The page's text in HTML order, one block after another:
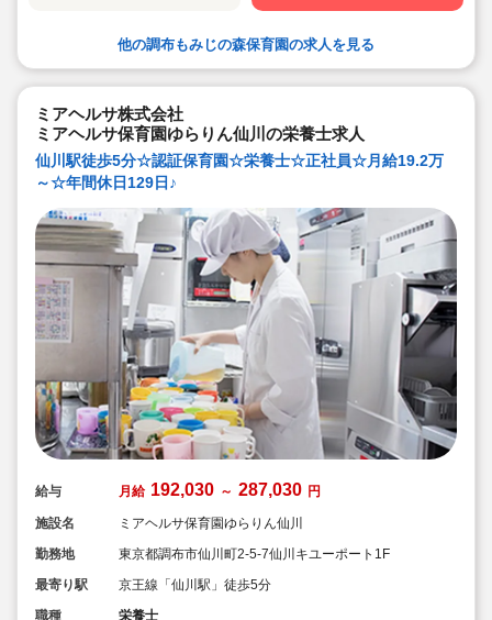
他の調布もみじの森保育園の求人を見る
ミアヘルサ株式会社
ミアヘルサ保育園ゆらりん仙川の栄養士求人
仙川駅徒歩5分☆認証保育園☆栄養士☆正社員☆月給19.2万
～☆年間休日129日♪
給与 月給 192,030 ～ 287,030 円
施設名
ミアヘルサ保育園ゆらりん仙川
勤務地
東京都調布市仙川町2-5-7仙川キユーポート1F
最寄り駅
京王線「仙川駅」徒歩5分
職種
栄養士